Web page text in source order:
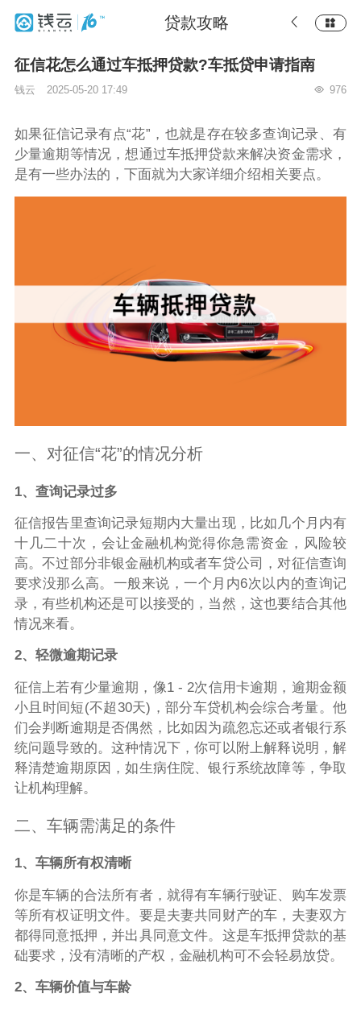
贷款攻略
征信花怎么通过车抵押贷款?车抵贷申请指南
钱云 2025-05-20 17:49 976
如果征信记录有点“花”，也就是存在较多查询记录、有
少量逾期等情况，想通过车抵押贷款来解决资金需求，
是有一些办法的，下面就为大家详细介绍相关要点。
一、对征信“花”的情况分析
1、查询记录过多
征信报告里查询记录短期内大量出现，比如几个月内有
十几二十次，会让金融机构觉得你急需资金，风险较
高。不过部分非银金融机构或者车贷公司，对征信查询
要求没那么高。一般来说，一个月内6次以内的查询记
录，有些机构还是可以接受的，当然，这也要结合其他
情况来看。
2、轻微逾期记录
征信上若有少量逾期，像1 - 2次信用卡逾期，逾期金额
小且时间短(不超30天)，部分车贷机构会综合考量。他
们会判断逾期是否偶然，比如因为疏忽忘还或者银行系
统问题导致的。这种情况下，你可以附上解释说明，解
释清楚逾期原因，如生病住院、银行系统故障等，争取
让机构理解。
二、车辆需满足的条件
1、车辆所有权清晰
你是车辆的合法所有者，就得有车辆行驶证、购车发票
等所有权证明文件。要是夫妻共同财产的车，夫妻双方
都得同意抵押，并出具同意文件。这是车抵押贷款的基
础要求，没有清晰的产权，金融机构可不会轻易放贷。
2、车辆价值与车龄